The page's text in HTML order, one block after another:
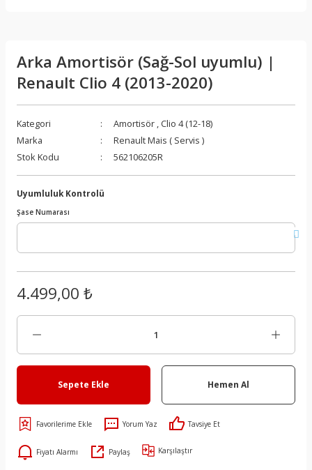
Arka Amortisör (Sağ-Sol uyumlu) |
Renault Clio 4 (2013-2020)
Kategori Amortisör , Clio 4 (12-18)
Marka
Renault Mais ( Servis )
Stok Kodu
562106205R
Uyumluluk Kontrolü
Şase Numarası
4.499,00 ₺
Sepete Ekle Hemen Al
Yorum Yaz Tavsiye Et
Fiyatı Alarmı Paylaş Karşılaştır